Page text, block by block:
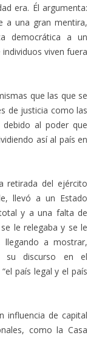
era. Él argumenta:
a una gran mentira,
democrática a un
viven fuera
que las que se
de justicia como las
al poder que
así al país en
retirada del ejército
llevó a un Estado
y a una falta de
le relegaba y se le
a mostrar,
su discurso en el
país legal y el país
influencia de capital
como la Casa